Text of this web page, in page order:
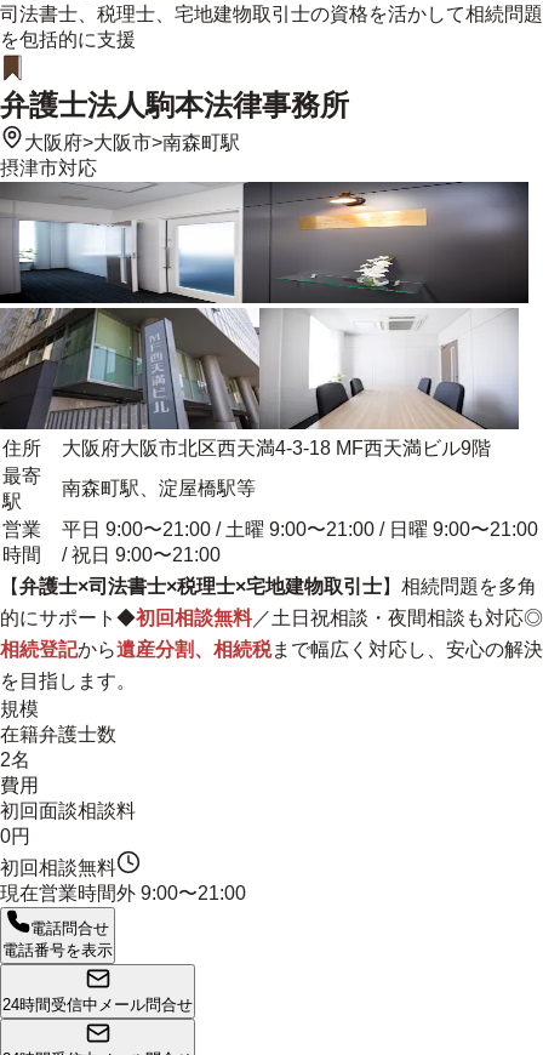
司法書士、税理士、宅地建物取引士の資格を活かして相続問題
を包括的に支援
弁護士法人駒本法律事務所
大阪府>大阪市>南森町駅
摂津市対応
住所
大阪府大阪市北区西天満4-3-18 MF西天満ビル9階
最寄
駅
南森町駅、淀屋橋駅等
営業
時間
平日 9:00〜21:00 / 土曜 9:00〜21:00 / 日曜 9:00〜21:00
/ 祝日 9:00〜21:00
【弁護士×司法書士×税理士×宅地建物取引士】相続問題を多角
的にサポート◆初回相談無料／土日祝相談・夜間相談も対応◎
相続登記から遺産分割、相続税まで幅広く対応し、安心の解決
を目指します。
規模
在籍弁護士数
2名
費用
初回面談相談料
0円
初回相談無料
現在営業時間外 9:00〜21:00
電話問合せ
電話番号を表示
24時間受信中 メール問合せ